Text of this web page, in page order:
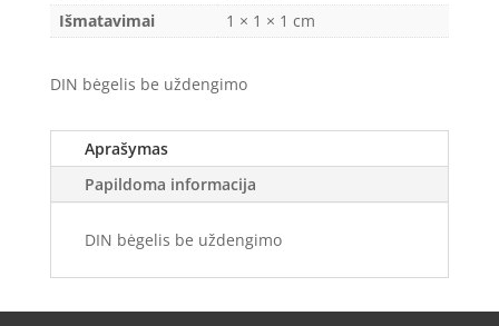
Išmatavimai
1 × 1 × 1 cm
DIN bėgelis be uždengimo
Aprašymas
Papildoma informacija
DIN bėgelis be uždengimo